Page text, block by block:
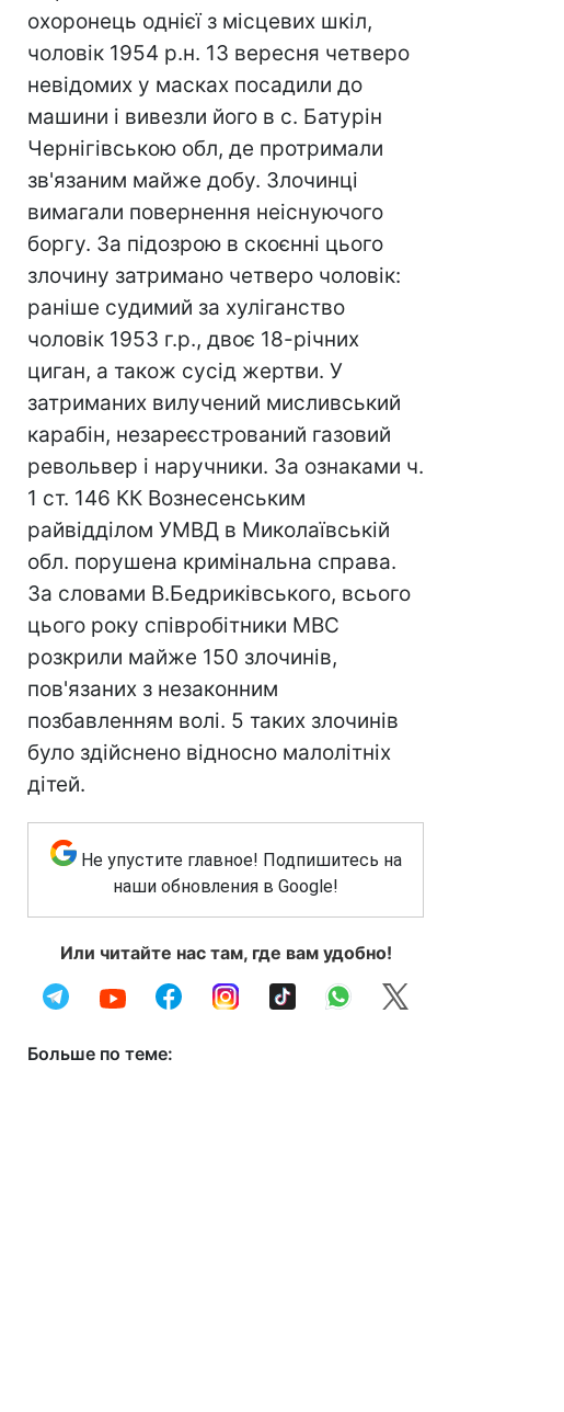
охоронець однієї з місцевих шкіл,
чоловік 1954 р.н. 13 вересня четверо
невідомих у масках посадили до
машини і вивезли його в с. Батурін
Чернігівською обл, де протримали
зв'язаним майже добу. Злочинці
вимагали повернення неіснуючого
боргу. За підозрою в скоєнні цього
злочину затримано четверо чоловік:
раніше судимий за хуліганство
чоловік 1953 г.р., двоє 18-річних
циган, а також сусід жертви. У
затриманих вилучений мисливський
карабін, незареєстрований газовий
револьвер і наручники. За ознаками ч.
1 ст. 146 КК Вознесенським
райвідділом УМВД в Миколаївській
обл. порушена кримінальна справа.
За словами В.Бедриківського, всього
цього року співробітники МВС
розкрили майже 150 злочинів,
пов'язаних з незаконним
позбавленням волі. 5 таких злочинів
було здійснено відносно малолітніх
дітей.
Не упустите главное! Подпишитесь на
наши обновления в Google!
Или читайте нас там, где вам удобно!
Больше по теме: